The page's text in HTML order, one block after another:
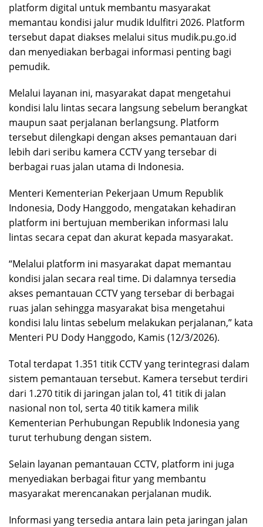
platform digital untuk membantu masyarakat
memantau kondisi jalur mudik Idulfitri 2026. Platform
tersebut dapat diakses melalui situs mudik.pu.go.id
dan menyediakan berbagai informasi penting bagi
pemudik.
Melalui layanan ini, masyarakat dapat mengetahui
kondisi lalu lintas secara langsung sebelum berangkat
maupun saat perjalanan berlangsung. Platform
tersebut dilengkapi dengan akses pemantauan dari
lebih dari seribu kamera CCTV yang tersebar di
berbagai ruas jalan utama di Indonesia.
Menteri Kementerian Pekerjaan Umum Republik
Indonesia, Dody Hanggodo, mengatakan kehadiran
platform ini bertujuan memberikan informasi lalu
lintas secara cepat dan akurat kepada masyarakat.
“Melalui platform ini masyarakat dapat memantau
kondisi jalan secara real time. Di dalamnya tersedia
akses pemantauan CCTV yang tersebar di berbagai
ruas jalan sehingga masyarakat bisa mengetahui
kondisi lalu lintas sebelum melakukan perjalanan,” kata
Menteri PU Dody Hanggodo, Kamis (12/3/2026).
Total terdapat 1.351 titik CCTV yang terintegrasi dalam
sistem pemantauan tersebut. Kamera tersebut terdiri
dari 1.270 titik di jaringan jalan tol, 41 titik di jalan
nasional non tol, serta 40 titik kamera milik
Kementerian Perhubungan Republik Indonesia yang
turut terhubung dengan sistem.
Selain layanan pemantauan CCTV, platform ini juga
menyediakan berbagai fitur yang membantu
masyarakat merencanakan perjalanan mudik.
Informasi yang tersedia antara lain peta jaringan jalan